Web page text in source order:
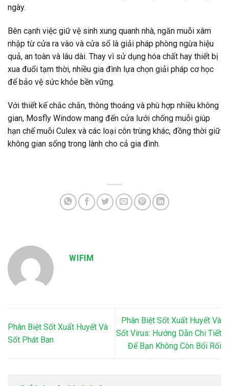
ngày.
Bên cạnh việc giữ vệ sinh xung quanh nhà, ngăn muỗi xâm
nhập từ cửa ra vào và cửa sổ là giải pháp phòng ngừa hiệu
quả, an toàn và lâu dài. Thay vì sử dụng hóa chất hay thiết bị
xua đuổi tạm thời, nhiều gia đình lựa chọn giải pháp cơ học
để bảo vệ sức khỏe bền vững.
Với thiết kế chắc chắn, thông thoáng và phù hợp nhiều không
gian, Mosfly Window mang đến cửa lưới chống muỗi giúp
hạn chế muỗi Culex và các loại côn trùng khác, đồng thời giữ
không gian sống trong lành cho cả gia đình.
WIFIM
Phân Biệt Sốt Xuất Huyết Và
Sốt Phát Ban
Phân Biệt Sốt Xuất Huyết Và
Sốt Virus: Hướng Dẫn Chi Tiết
Để Bạn Không Còn Bối Rối